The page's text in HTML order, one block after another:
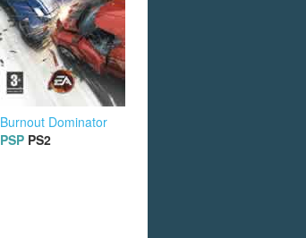
Burnout Dominator
PSP PS2